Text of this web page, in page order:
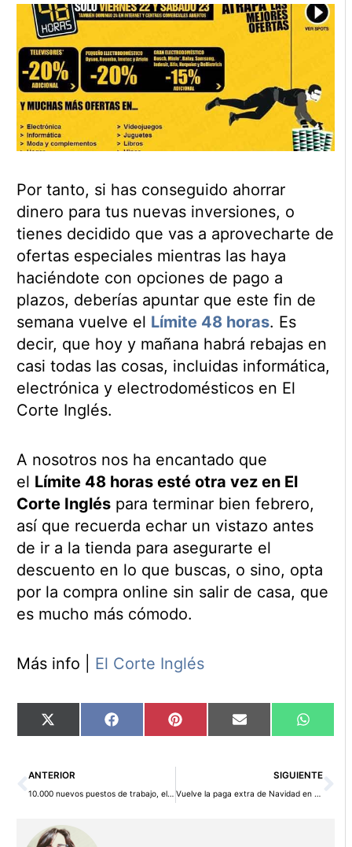
Por tanto, si has conseguido ahorrar
dinero para tus nuevas inversiones, o
tienes decidido que vas a aprovecharte de
ofertas especiales mientras las haya
haciéndote con opciones de pago a
plazos, deberías apuntar que este fin de
semana vuelve el Límite 48 horas. Es
decir, que hoy y mañana habrá rebajas en
casi todas las cosas, incluidas informática,
electrónica y electrodomésticos en El
Corte Inglés.
A nosotros nos ha encantado que
el Límite 48 horas esté otra vez en El
Corte Ingléspara terminar bien febrero,
así que recuerda echar un vistazo antes
de ir a la tienda para asegurarte el
descuento en lo que buscas, o sino, opta
por la compra online sin salir de casa, que
es mucho más cómodo.
Más info | El Corte Inglés
Compartir
en
X
(Twitter)
Compartir
en
Facebook Compartir
en
Pinterest Compartir
en
Email
en
Ant
ANTERIOR
10.000 nuevos puestos de trabajo, el objetivo marcado por la iniciativa «Yo Soy Empleo»
SIGUIENTE
Vuelve la paga extra de Navidad en abril para los funcionarios